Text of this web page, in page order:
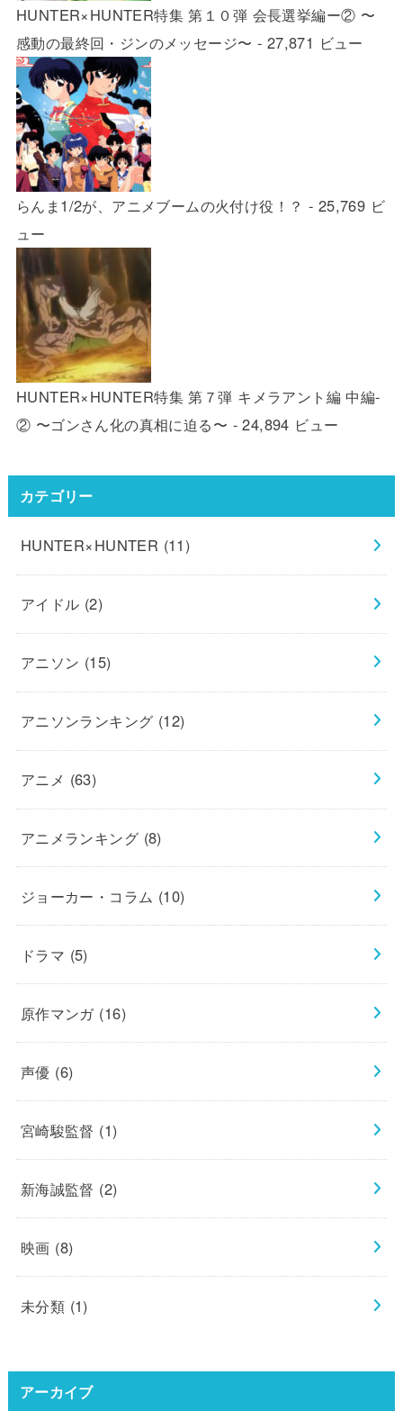
HUNTER×HUNTER特集 第１０弾 会長選挙編ー② 〜
感動の最終回・ジンのメッセージ〜 - 27,871 ビュー
らんま1/2が、アニメブームの火付け役！？ - 25,769 ビ
ュー
HUNTER×HUNTER特集 第７弾 キメラアント編 中編-
② 〜ゴンさん化の真相に迫る〜 - 24,894 ビュー
カテゴリー
HUNTER×HUNTER (11)
アイドル (2)
アニソン (15)
アニソンランキング (12)
アニメ (63)
アニメランキング (8)
ジョーカー・コラム (10)
ドラマ (5)
原作マンガ (16)
声優 (6)
宮崎駿監督 (1)
新海誠監督 (2)
映画 (8)
未分類 (1)
アーカイブ